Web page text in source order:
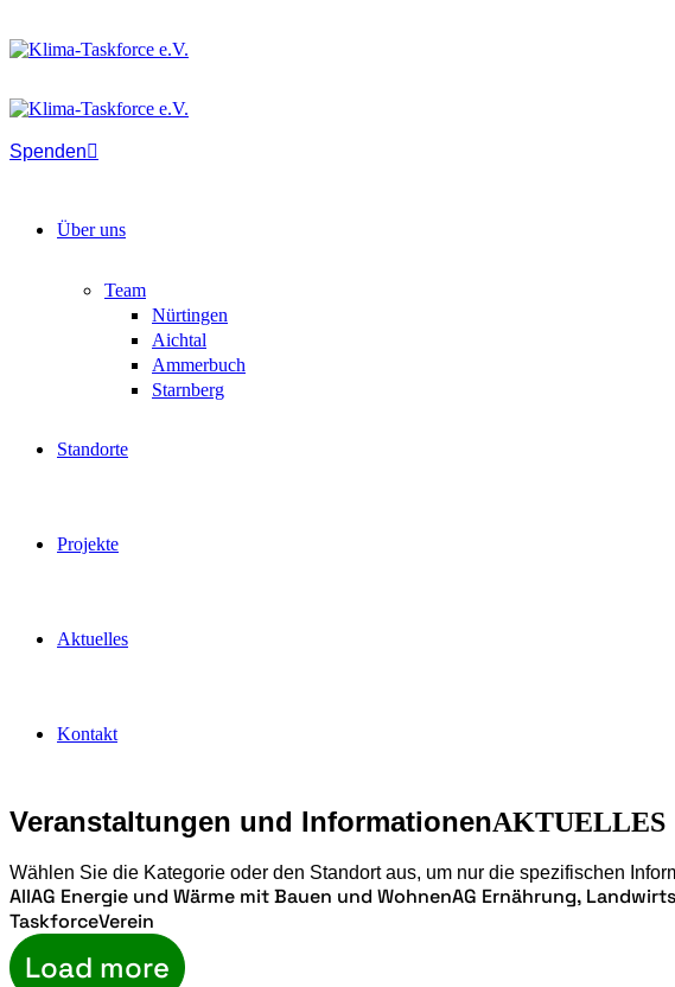
Spenden
Über uns
Team
Nürtingen
Aichtal
Ammerbuch
Starnberg
Standorte
Projekte
Aktuelles
Kontakt
Veranstaltungen und InformationenAKTUELLES
Wählen Sie die Kategorie oder den Standort aus, um nur die spezifischen
AllAG Energie und Wärme mit Bauen und WohnenAG Ernährung,
TaskforceVerein
Load more